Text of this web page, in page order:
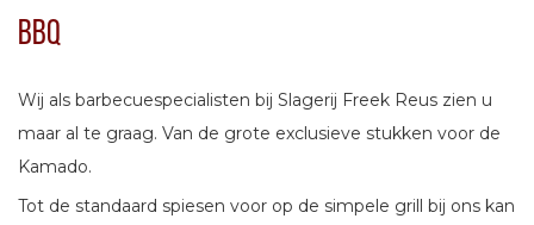
BBQ
Wij als barbecuespecialisten bij Slagerij Freek Reus zien u
maar al te graag. Van de grote exclusieve stukken voor de
Kamado.
Tot de standaard spiesen voor op de simpele grill bij ons kan